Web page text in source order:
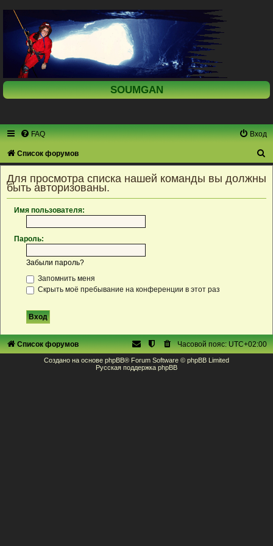
SOUMGAN
FAQ Вход
Список форумов
Для просмотра списка нашей команды вы должны
быть авторизованы.
Имя пользователя:
Пароль:
Забыли пароль?
Запомнить меня
Скрыть моё пребывание на конференции в этот раз
Список форумов Часовой пояс:UTC+02:00
Создано на основе phpBB® Forum Software © phpBB Limited
Русская поддержка phpBB